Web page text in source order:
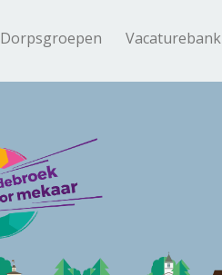
Dorpsgroepen Vacaturebank